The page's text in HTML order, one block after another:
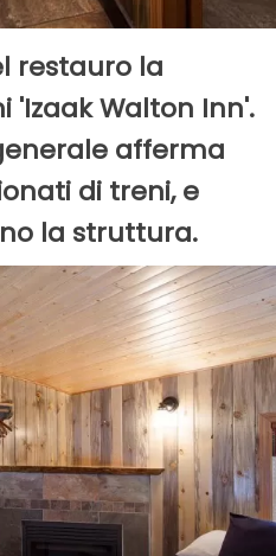
restauro la
Walton Inn'.
afferma
di treni, e
la struttura.